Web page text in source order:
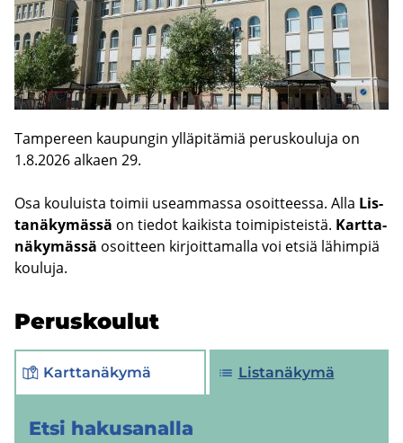
Tam­pe­reen kau­pun­gin yl­lä­pi­tä­miä pe­rus­kou­lu­ja on
1.8.2026 al­kaen 29.
Osa kou­luis­ta toi­mii useam­mas­sa osoit­tees­sa. Alla Lis­
ta­nä­ky­mäs­sä on tie­dot kai­kis­ta toi­mi­pis­teis­tä. Kart­ta­
nä­ky­mäs­sä osoit­teen kir­joit­ta­mal­la voi etsiä lä­him­piä
kou­lu­ja.
Pe­rus­kou­lut
Karttanäkymä Listanäkymä
Etsi ha­kusa­nal­la